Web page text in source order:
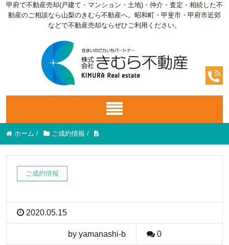
甲府で不動産売却(戸建て・マンション・土地)・仲介・査定・相続した不
動産のご相談なら山梨のきむら不動産へ。昭和町・甲斐市・甲府市近郊
などで不動産売却ならぜひご利用ください。
ホーム / ご成約情報 /
ご成約情報
2020.05.15
by yamanashi-b 0